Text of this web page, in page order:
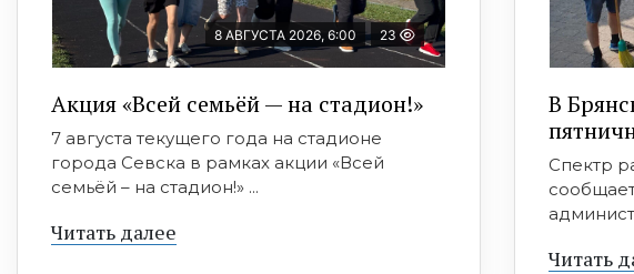
8 АВГУСТА 2026, 6:00 23
Акция «Всей семьёй — на стадион!»
7 августа текущего года на стадионе
города Севска в рамках акции «Всей
семьёй – на стадион!» ...
Читать далее
В
Спектр
Читать